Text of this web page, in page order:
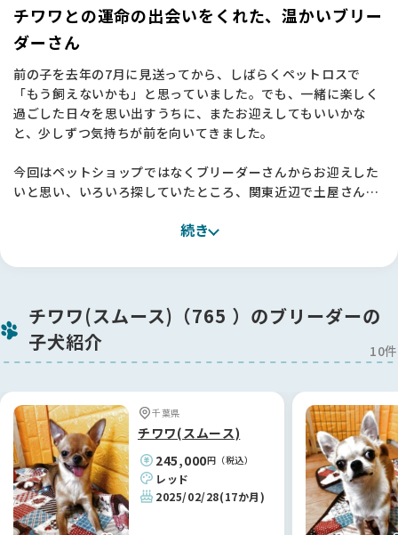
チワワとの運命の出会いをくれた、温かいブリー
ダーさん
前の子を去年の7月に見送ってから、しばらくペットロスで
「もう飼えないかも」と思っていました。でも、一緒に楽しく
過ごした日々を思い出すうちに、またお迎えしてもいいかな
と、少しずつ気持ちが前を向いてきました。
今回はペットショップではなくブリーダーさんからお迎えした
いと思い、いろいろ探していたところ、関東近辺で土屋さんを
ちを家族のように大切に育てていらっしゃるこだわりも書かれ
めてだったので少し緊張していたのですが、土屋さんはすごく
気さくに対応してくださいました。お目当ての子だけでなく、
お母さん犬や兄弟犬も連れてきてくださって、一頭一頭の性格
の違いまで丁寧に教えてくださったんです。
他に気になっていた子のことも全部説明してくださって、お世
話の仕方や生活の様子まで詳しくお話しいただけました。お引
き渡しのときには「申し訳ない」というくらい、本当に大切に
育ててこられたんだなと感じました ✨
お迎えした子はとっても活発で、ケージから出たくてしょうが
ないみたいです。食事もしっかり食べてくれて、元気に過ごし
ています 💕
続き
チワワ(スムース)（765 ）のブリーダーの
子犬紹介
10件
千葉県
チワワ(スムース)
245,000円（税込）
レッド
2025/02/28(17か月)